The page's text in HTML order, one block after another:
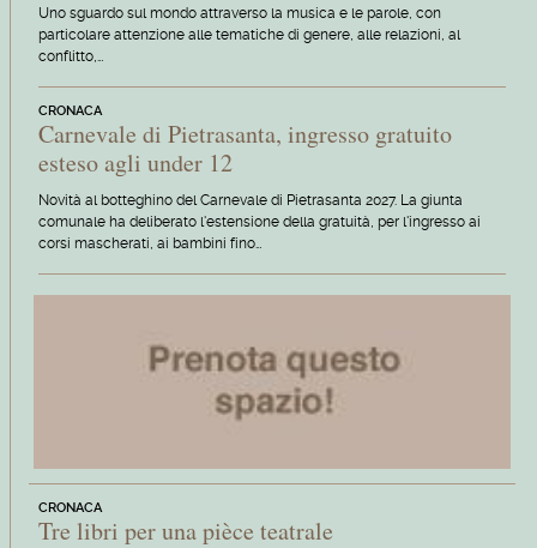
Uno sguardo sul mondo attraverso la musica e le parole, con
particolare attenzione alle tematiche di genere, alle relazioni, al
conflitto,…
CRONACA
Carnevale di Pietrasanta, ingresso gratuito
esteso agli under 12
Novità al botteghino del Carnevale di Pietrasanta 2027. La giunta
comunale ha deliberato l'estensione della gratuità, per l'ingresso ai
corsi mascherati, ai bambini fino…
CRONACA
Tre libri per una pièce teatrale